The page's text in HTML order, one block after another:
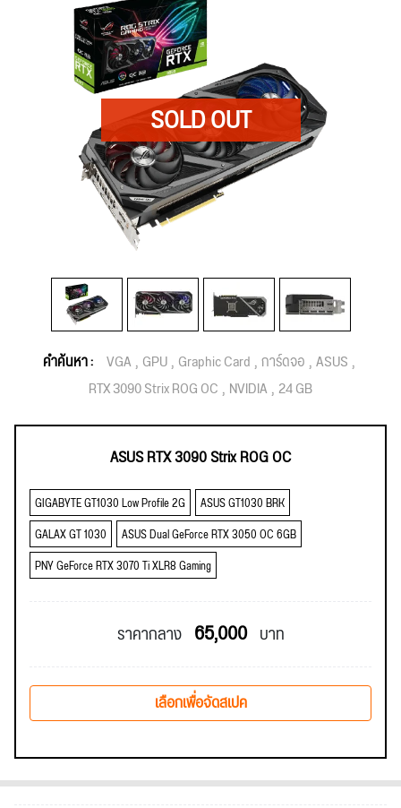
คำค้นหา : VGA GPU Graphic Card การ์ดจอ ASUS
RTX 3090 Strix ROG OC NVIDIA 24 GB
ASUS RTX 3090 Strix ROG OC
GIGABYTE GT1030 Low Profile 2G
ASUS GT1030 BRK
GALAX GT 1030
ASUS Dual GeForce RTX 3050 OC 6GB
PNY GeForce RTX 3070 Ti XLR8 Gaming
ราคากลาง 65,000 บาท
เลือกเพื่อจัดสเปค